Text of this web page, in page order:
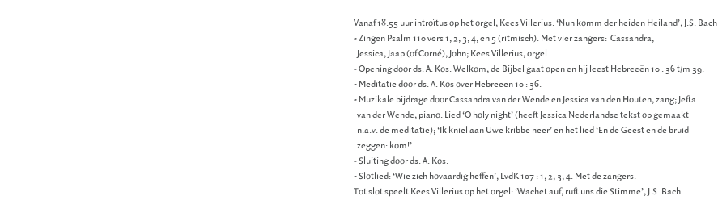
Vanaf 18.55 uur introïtus op het orgel, Kees Villerius: ‘Nun komm der heiden Heiland’, J.S. Bach
- Zingen Psalm 110 vers 1, 2, 3, 4, en 5 (ritmisch). Met vier zangers: Cassandra,
Jessica, Jaap (of Corné), John; Kees Villerius, orgel.
- Opening door ds. A. Kos. Welkom, de Bijbel gaat open en hij leest Hebreeën 10 : 36 t/m 39.
- Meditatie door ds. A. Kos over Hebreeën 10 : 36.
- Muzikale bijdrage door Cassandra van der Wende en Jessica van den Houten, zang; Jefta
van der Wende, piano. Lied ‘O holy night’ (heeft Jessica Nederlandse tekst op gemaakt
n.a.v. de meditatie); ‘Ik kniel aan Uwe kribbe neer’ en het lied ‘En de Geest en de bruid
zeggen: kom!’
- Sluiting door ds. A. Kos.
- Slotlied: ‘Wie zich hovaardig heffen’, LvdK 107 : 1, 2, 3, 4. Met de zangers.
Tot slot speelt Kees Villerius op het orgel: ‘Wachet auf, ruft uns die Stimme’, J.S. Bach.